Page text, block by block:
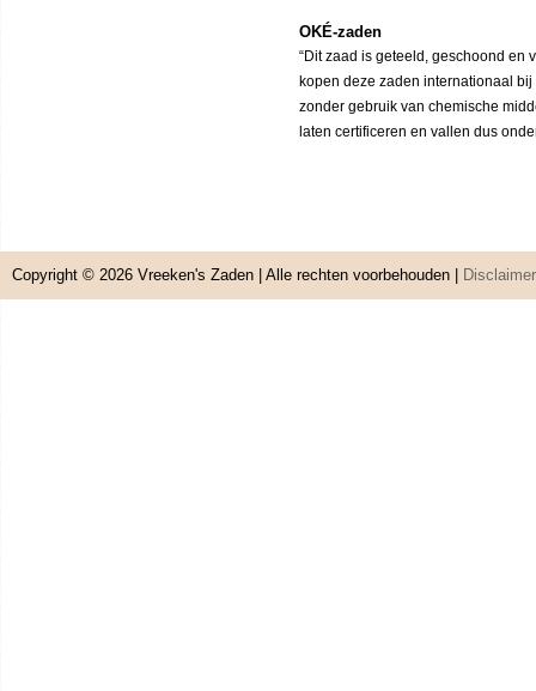
OKÉ-zaden
“Dit zaad is geteeld, geschoond en
kopen deze zaden internationaal
zonder gebruik van chemische
laten certificeren en vallen dus
Copyright © 2026 Vreeken's Zaden | Alle rechten voorbehouden | Disclaimer